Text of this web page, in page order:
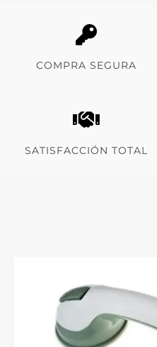
COMPRA SEGURA
SATISFACCIÓN TOTAL